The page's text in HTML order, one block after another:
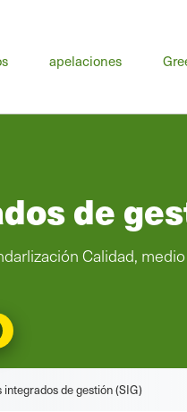
apelaciones
de
Calidad,
integrados de gestión (SIG)